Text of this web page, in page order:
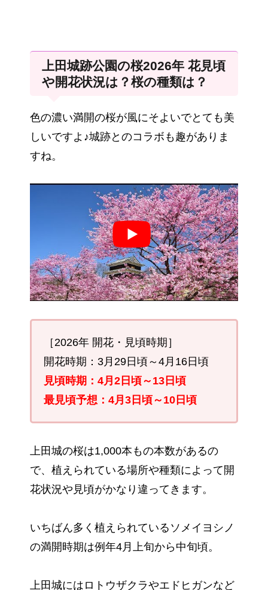
上田城跡公園の桜2026年 花見頃
や開花状況は？桜の種類は？
色の濃い満開の桜が風にそよいでとても美
しいですよ♪城跡とのコラボも趣がありま
すね。
［2026年 開花・見頃時期］
開花時期：3月29日頃～4月16日頃
見頃時期：4月2日頃～13日頃
最見頃予想：4月3日頃～10 日頃
上田城の桜は1,000本もの本数があるの
で、植えられている場所や種類によって開
花状況や見頃がかなり違ってきます。
いちばん多く植えられているソメイヨシノ
の満開時期は例年4月上旬から中旬頃。
上田城にはロトウザクラやエドヒガンなど